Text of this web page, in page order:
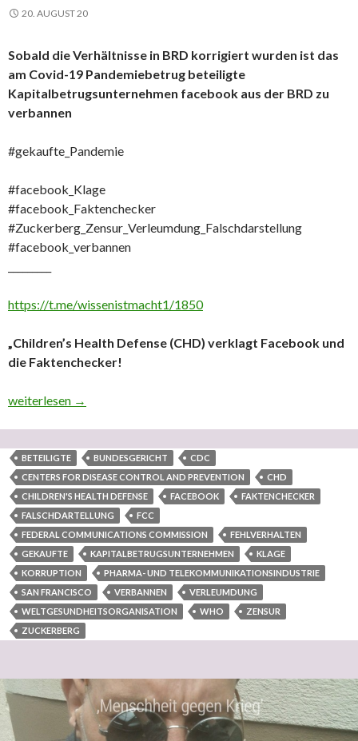
20. AUGUST 20
Sobald die Verhältnisse in BRD korrigiert wurden ist das
am Covid-19 Pandemiebetrug beteiligte
Kapitalbetrugsunternehmen facebook aus der BRD zu
verbannen
#gekaufte_Pandemie
#facebook_Klage
#facebook_Faktenchecker
#Zuckerberg_Zensur_Verleumdung_Falschdarstellung
#facebook_verbannen
https://t.me/wissenistmacht1/1850
„Children’s Health Defense (CHD) verklagt Facebook und
die Faktenchecker!
Sobald die Verhältnisse in BRD korrigiert wurden ist das am
weiterlesen →
BETEILIGTE BUNDESGERICHT
CDC
CENTERS FOR DISEASE CONTROL AND PREVENTION
CHD
CHILDREN'S HEALTH DEFENSE
FACEBOOK
FAKTENCHECKER
FALSCHDARTELLUNG
FCC
FEDERAL COMMUNICATIONS COMMISSION
FEHLVERHALTEN
GEKAUFTE
KAPITALBETRUGSUNTERNEHMEN
KLAGE
KORRUPTION
PHARMA- UND TELEKOMMUNIKATIONSINDUSTRIE
SAN FRANCISCO
VERBANNEN
VERLEUMDUNG
WELTGESUNDHEITSORGANISATION
WHO
ZENSUR
ZUCKERBERG